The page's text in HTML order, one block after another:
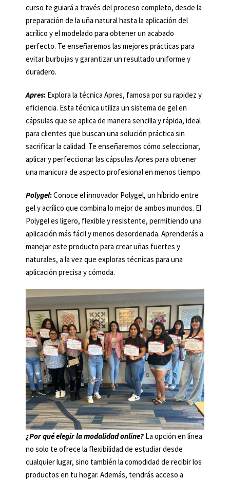
curso te guiará a través del proceso completo, desde la
preparación de la uña natural hasta la aplicación del
acrílico y el modelado para obtener un acabado
perfecto. Te enseñaremos las mejores prácticas para
evitar burbujas y garantizar un resultado uniforme y
duradero.
Apres: Explora la técnica Apres, famosa por su rapidez y
eficiencia. Esta técnica utiliza un sistema de gel en
cápsulas que se aplica de manera sencilla y rápida, ideal
para clientes que buscan una solución práctica sin
sacrificar la calidad. Te enseñaremos cómo seleccionar,
aplicar y perfeccionar las cápsulas Apres para obtener
una manicura de aspecto profesional en menos tiempo.
Polygel:Conoce el innovador Polygel, un híbrido entre
gel y acrílico que combina lo mejor de ambos mundos. El
Polygel es ligero, flexible y resistente, permitiendo una
aplicación más fácil y menos desordenada. Aprenderás a
manejar este producto para crear uñas fuertes y
naturales, a la vez que exploras técnicas para una
aplicación precisa y cómoda.
¿Por qué elegir la modalidad online? La opción en línea
no solo te ofrece la flexibilidad de estudiar desde
cualquier lugar, sino también la comodidad de recibir los
productos en tu hogar. Además, tendrás acceso a